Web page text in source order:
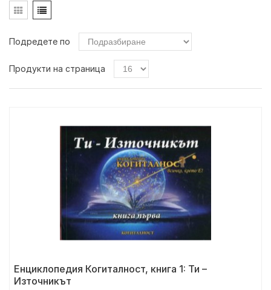
Подредете по
Продукти на страница
Енциклопедия Когиталност, книга 1: Ти –
Източникът